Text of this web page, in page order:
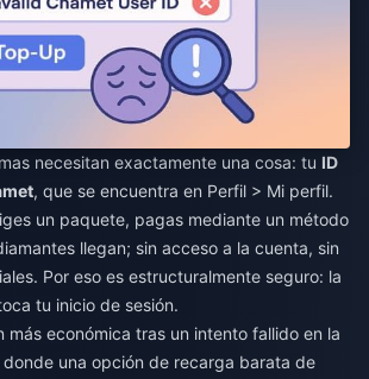
necesitan exactamente una cosa: tu ID
, que se encuentra en Perfil > Mi perfil.
un paquete, pagas mediante un método
llegan; sin acceso a la cuenta, sin
Por eso es estructuralmente seguro: la
tu inicio de sesión.
más económica tras un intento fallido en la
una opción de recarga barata de